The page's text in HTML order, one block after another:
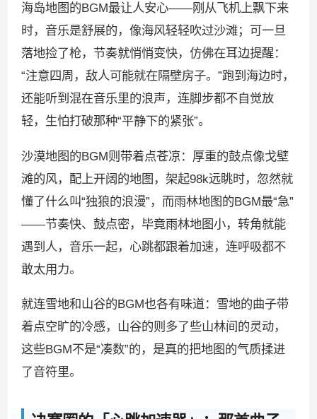
海岛地图的BGM最让人安心——刚从飞机上飘下来
时，音乐是舒展的，像海风轻轻吹过沙滩；可一旦
落地捡了枪，节奏就悄悄变快，仿佛在耳边提醒：
“注意四周，敌人可能就在隔壁房子。”跑到海边时，
还能听到混在音乐里的浪声，连脚步都不自觉放
轻，生怕打破那种“平静下的紧张”。
沙漠地图的BGM则带着点苍凉：厚重的鼓点像戈壁
滩的风，配上开阔的地图，架起98k远眺时，忽然就
懂了什么叫“独狼的浪漫”，而雨林地图的BGM最“急”
——节奏快、鼓点密，毕竟雨林地图小，转角就能
遇到人，音乐一起，心跳都跟着加速，连呼吸都不
敢太用力。
就连雪地和山谷的BGM也各有味道：雪地的曲子带
着点空旷的冷感，山谷的则多了些山林间的灵动，
这些BGM不是“凑数”的，是真的把地图的气质揉进
了音符里。